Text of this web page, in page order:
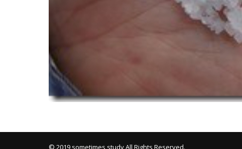
© 2019 sometimes study All Rights Reserved.